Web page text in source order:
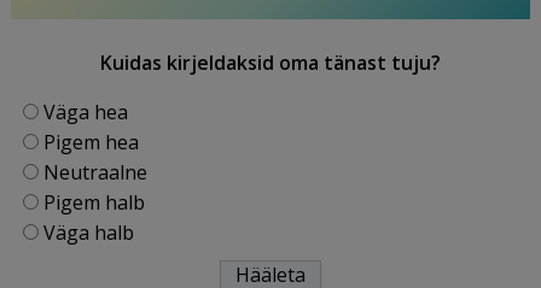
Kuidas kirjeldaksid oma tänast tuju?
Väga hea
Pigem hea
Neutraalne
Pigem halb
Väga halb